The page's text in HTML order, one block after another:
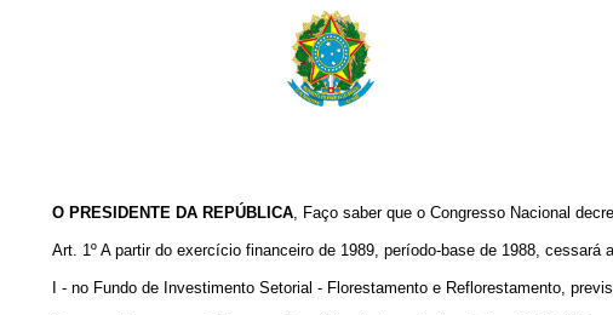
O PRESIDENTE DA REPÚBLICA, Faço saber que o Congresso Nacional
Art. 1º A partir do exercício financeiro de 1989, período-base de 1988,
I - no Fundo de Investimento Setorial - Florestamento e Reflorestamento,